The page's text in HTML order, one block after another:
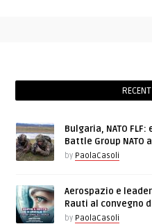
Bulgaria, NATO
Battle Group NATO
by PaolaCasoli
Aerospazio e
Rauti al convegno
by PaolaCasoli